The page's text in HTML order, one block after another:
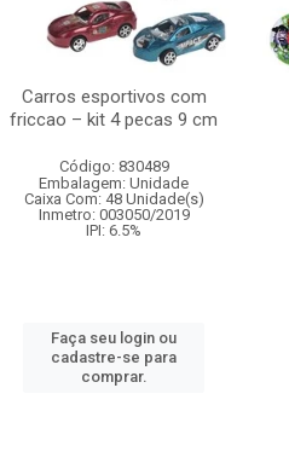
Carros esportivos com
friccao – kit 4 pecas 9 cm
Código: 830489
Embalagem: Unidade
Caixa Com: 48 Unidade(s)
Inmetro: 003050/2019
IPI: 6.5%
Faça seu login ou
cadastre-se para
comprar.